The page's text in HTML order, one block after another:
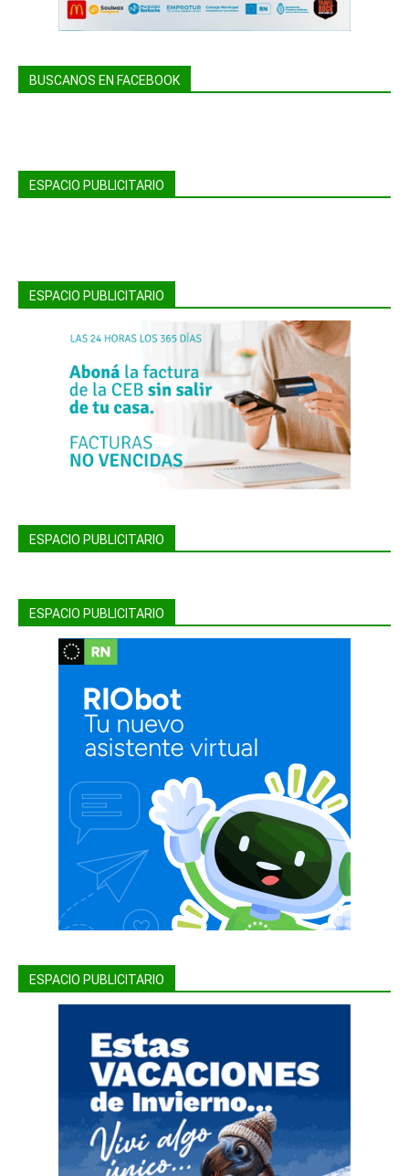
BUSCANOS EN FACEBOOK
ESPACIO PUBLICITARIO
ESPACIO PUBLICITARIO
ESPACIO PUBLICITARIO
ESPACIO PUBLICITARIO
ESPACIO PUBLICITARIO